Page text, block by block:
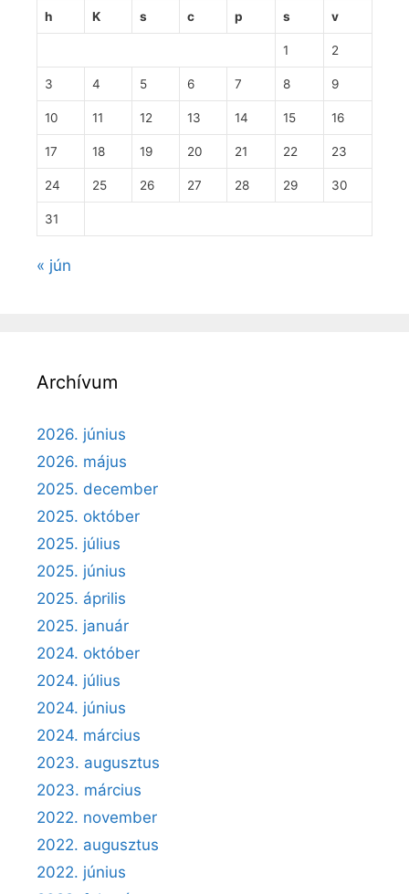
h K s c p s v
1 2
3 4 5 6 7 8 9
10 11 12 13 14 15 16
17 18 19 20 21 22 23
24 25 26 27 28 29 30
31
« jún
Archívum
2026. június
2026. május
2025. december
2025. október
2025. július
2025. június
2025. április
2025. január
2024. október
2024. július
2024. június
2024. március
2023. augusztus
2023. március
2022. november
2022. augusztus
2022. június